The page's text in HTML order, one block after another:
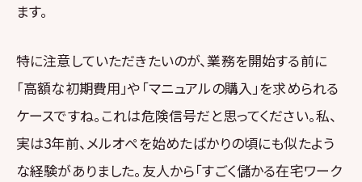
ます。
特に注意していただきたいのが、業務を開始する前に
「高額な初期費用」や「マニュアルの購入」を求められる
ケースですね。これは危険信号だと思ってください。私、
実は3年前、メルオペを始めたばかりの頃にも似たよう
な経験がありました。友人から「すごく儲かる在宅ワーク